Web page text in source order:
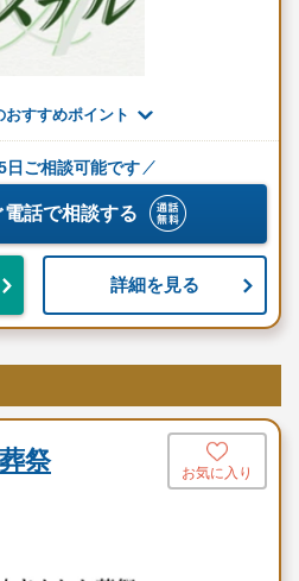
スや安置保管の追加料金がかかる
搬送は距離や時間帯により別途費
容、飲食接待費（料理、飲物、返
宗教者費用など）諸条件により変
じて別料金がかかります。
話でお問合せください。
おすすめポイント
日ご相談可能です
電話で相談する
詳細を見る
祭 お気に入り